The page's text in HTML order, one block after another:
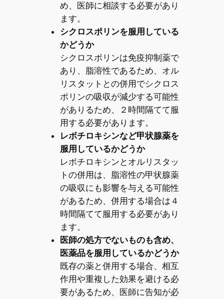
め、医師に相談する必要があり
ます。
シクロスポリンを服用している
かどうか
シクロスポリンは免疫抑制薬で
あり、脂溶性であるため、オル
リスタットとの併用でシクロス
ポリンの吸収が減少する可能性
がありるため、２時間隔てて服
用する必要があります。
レボチロキシンなど甲状腺薬を
服用しているかどうか
レボチロキシンとオルリスタッ
トの併用は、脂溶性の甲状腺薬
の吸収にも影響を与える可能性
があるため、併用する場合は４
時間隔てて服用する必要があり
ます。
医師の処方でないものも含め、
医薬品を服用しているかどうか
既存の薬と併用する場合、相互
作用や重複した効果を避ける必
要があるため、医師に告知が必